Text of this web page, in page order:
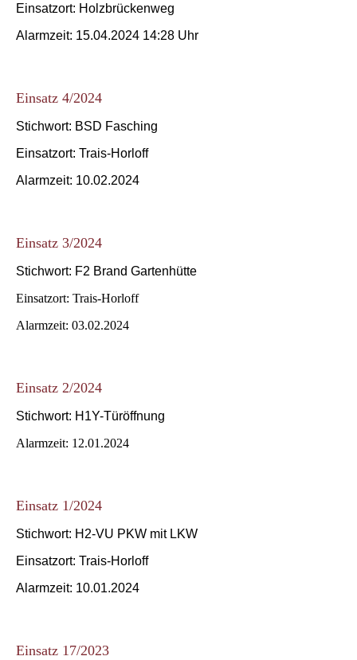
Einsatzort: Holzbrückenweg
Alarmzeit: 15.04.2024 14:28 Uhr
Einsatz 4/2024
Stichwort: BSD Fasching
Einsatzort: Trais-Horloff
Alarmzeit: 10.02.2024
Einsatz 3/2024
Stichwort: F2 Brand Gartenhütte
Einsatzort: Trais-Horloff
Alarmzeit: 03.02.2024
Einsatz 2/2024
Stichwort: H1Y-Türöffnung
Alarmzeit: 12.01.2024
Einsatz 1/2024
Stichwort: H2-VU PKW mit LKW
Einsatzort: Trais-Horloff
Alarmzeit: 10.01.2024
Einsatz 17/2023